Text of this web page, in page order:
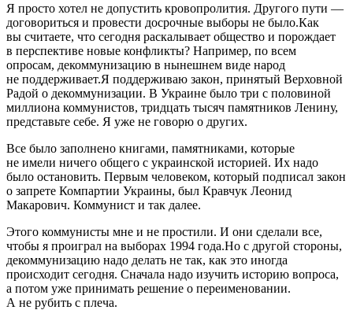
Я просто хотел не допустить кровопролития. Другого пути —
договориться и провести досрочные выборы не было.Как
вы считаете, что сегодня раскалывает общество и порождает
в перспективе новые конфликты? Например, по всем
опросам, декоммунизацию в нынешнем виде народ
не поддерживает.Я поддерживаю закон, принятый Верховной
Радой о декоммунизации. В Украине было три с половиной
миллиона коммунистов, тридцать тысяч памятников Ленину,
представьте себе. Я уже не говорю о других.
Все было заполнено книгами, памятниками, которые
не имели ничего общего с украинской историей. Их надо
было остановить. Первым человеком, который подписал закон
о запрете Компартии Украины, был Кравчук Леонид
Макарович. Коммунист и так далее.
Этого коммунисты мне и не простили. И они сделали все,
чтобы я проиграл на выборах 1994 года.Но с другой стороны,
декоммунизацию надо делать не так, как это иногда
происходит сегодня. Сначала надо изучить историю вопроса,
а потом уже принимать решение о переименовании.
А не рубить с плеча.